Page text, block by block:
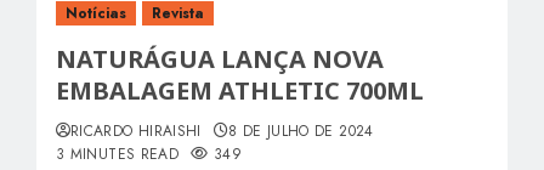
Notícias
Revista
NATURÁGUA LANÇA NOVA
EMBALAGEM ATHLETIC 700ML
RICARDO HIRAISHI
8 DE JULHO DE 2024
3 MINUTES READ
349